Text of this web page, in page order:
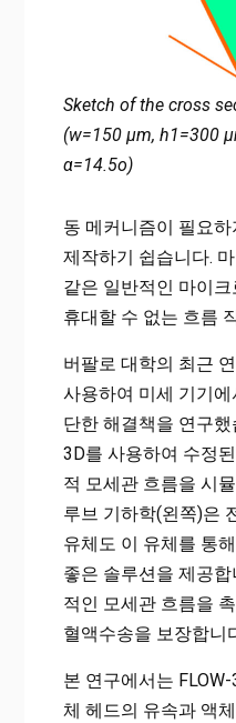
Sketch of the cross
(w=150 µm, h1=300
α=14.5o)
동 메커니즘이 필요
제작하기 쉽습니다.
같은 일반적인 마이
휴대할 수 없는 흐름
버팔로 대학의 최근
사용하여 미세 기기
단한 해결책을 연구
3D를 사용하여 수정
적 모세관 흐름을 시
루브 기하학(왼쪽)은
유체도 이 유체를 통
좋은 솔루션을 제공
적인 모세관 흐름을
혈액수송을 보장합니
본 연구에서는
체 헤드의 유속과 액